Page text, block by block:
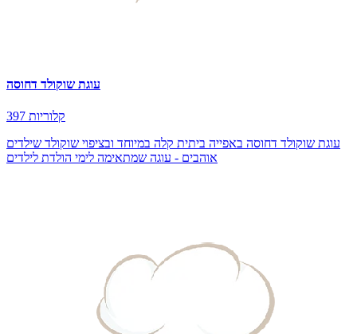
עוגת שוקולד דחוסה
397 קלוריות
עוגת שוקולד דחוסה באפייה ביתית קלה במיוחד ובציפוי שוקולד שילדים
אוהבים - עוגה שמתאימה לימי הולדת לילדים